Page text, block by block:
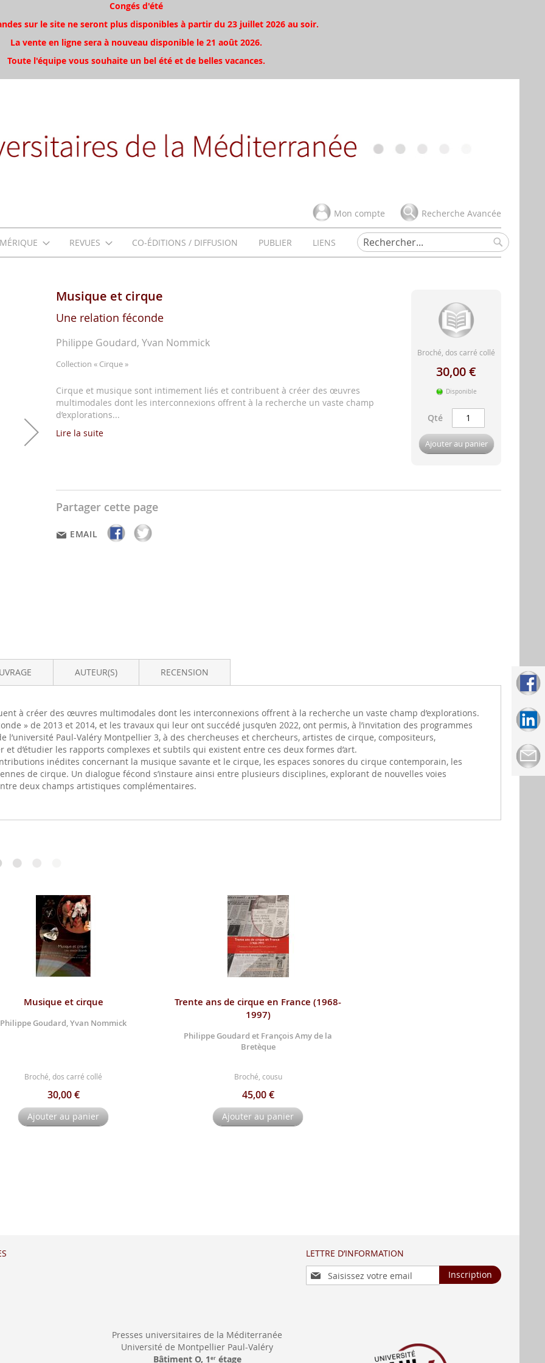
Congés d'été
sur le site ne seront plus disponibles à partir du 23 juillet 2026 au soir.
La vente en ligne sera à nouveau disponible le 21 août 2026.
Toute l'équipe vous souhaite un bel été et de belles vacances.
Mon compte Recherche Avancée
REVUES CO-ÉDITIONS / DIFFUSION PUBLIER
LIENS
Rechercher
Rechercher
Musique et cirque
Une relation féconde
Philippe Goudard, Yvan Nommick
Collection « Cirque »
Cirque et musique sont intimement liés et contribuent à créer des œuvres
multimodales dont les interconnexions offrent à la recherche un vaste champ
d’explorations...
Lire la suite
Broché, dos carré collé
30,00 €
Disponible
Qté
Ajouter au panier
Partager cette page
EMAIL
à créer des œuvres multimodales dont les interconnexions offrent à la recherche un vaste champ d’explorations.
» de 2013 et 2014, et les travaux qui leur ont succédé jusqu’en 2022, ont permis, à l’invitation des programmes
l’université Paul-Valéry Montpellier 3, à des chercheuses et chercheurs, artistes de cirque, compositeurs,
et d’étudier les rapports complexes et subtils qui existent entre ces deux formes d’art.
inédites concernant la musique savante et le cirque, les espaces sonores du cirque contemporain, les
de cirque. Un dialogue fécond s’instaure ainsi entre plusieurs disciplines, explorant de nouvelles voies
deux champs artistiques complémentaires.
AUTEUR(S) RECENSION
Musique et cirque
Philippe Goudard, Yvan Nommick
Broché, dos carré collé
30,00 €
Ajouter au panier
Trente ans de cirque en France (1968-
1997)
Philippe Goudard et François Amy de la
Bretèque
Broché, cousu
45,00 €
Ajouter au panier
LETTRE D’INFORMATION
Inscription
à
Inscription
Presses universitaires de la Méditerranée
Université de Montpellier Paul-Valéry
Bâtiment O, 1 erétage